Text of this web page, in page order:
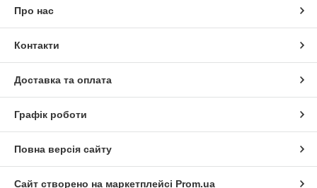
Про нас
Контакти
Доставка та оплата
Графік роботи
Повна версія сайту
Сайт створено на маркетплейсі Prom.ua